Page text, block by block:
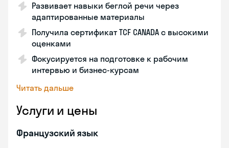
Развивает навыки беглой речи через
адаптированные материалы
Получила сертификат TCF CANADA с высокими
оценками
Фокусируется на подготовке к рабочим
интервью и бизнес-курсам
Читать дальше
Услуги и цены
Французский язык